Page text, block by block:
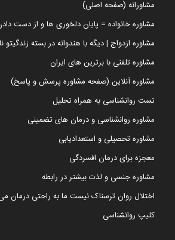
مشاورانه (صفحه اصلی)
مشاوره خانواده = پایان دلخوری ها و از دست
مشاوره ازدواج | دیگه با هندوانه در بسته زندگیتو
مشاوره تلفنی با برترین های ایران
مشاوره آنلاین (صفحه مشاوره پرسش و پاسخ)
تست روانشناسی به همراه تحلیل
مشاوره روانشناسی و درمان های تضمینی
مشاوره تحصیلی و استعدادیابی
معجزه برای درمان افسردگی
مشاوره جنسی و لذت بیشتر در رابطه
اختلال روان ترسناک نیست ما به راحتی درمان
کلیپ روانشناسی